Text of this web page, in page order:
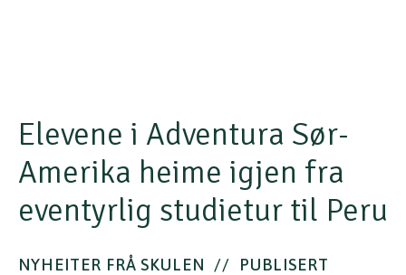
Elevene i Adventura Sør-
Amerika heime igjen fra
eventyrlig studietur til Peru
NYHEITER FRÅ SKULEN //
PUBLISERT